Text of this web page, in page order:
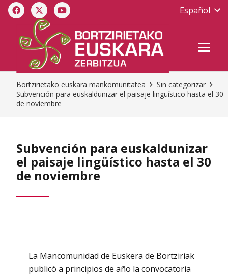
Español
Bortzirietako euskara mankomunitatea
Sin categorizar
Subvención para euskaldunizar el paisaje lingüístico hasta el 30
de noviembre
Subvención para euskaldunizar
el paisaje lingüístico hasta el 30
de noviembre
La Mancomunidad de Euskera de Bortziriak
publicó a principios de año la convocatoria